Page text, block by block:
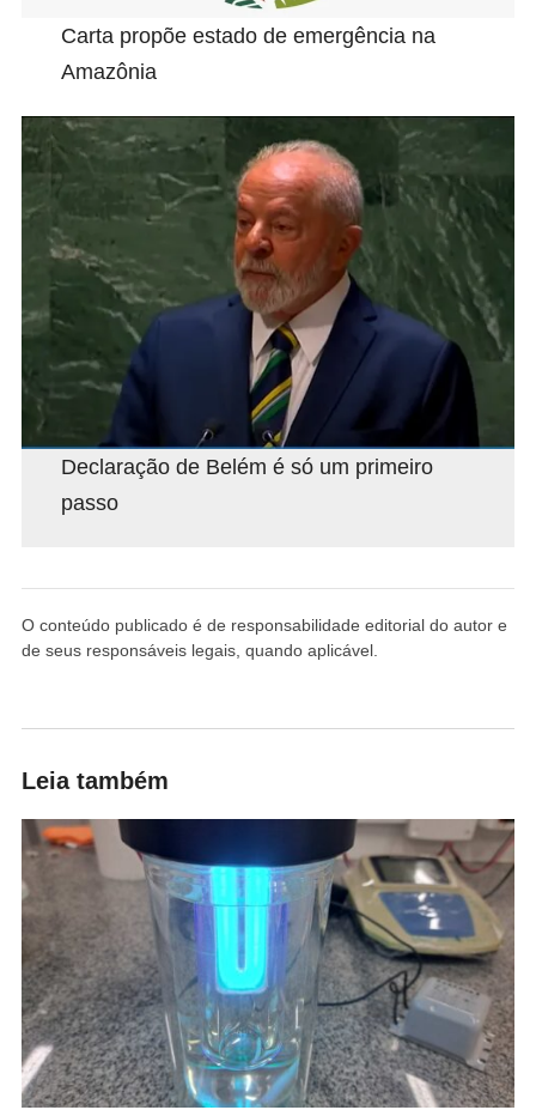
Carta propõe estado de emergência na
Amazônia
Declaração de Belém é só um primeiro
passo
O conteúdo publicado é de responsabilidade editorial do autor e
de seus responsáveis legais, quando aplicável.
Leia também